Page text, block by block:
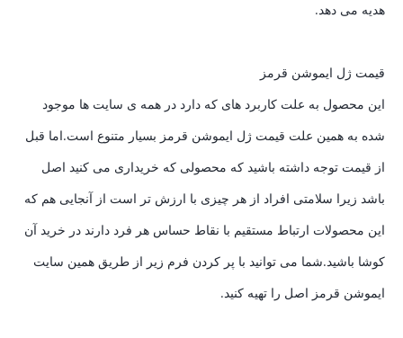
هدیه می دهد.
قیمت ژل ایموشن قرمز
این محصول به علت کاربرد های که دارد در همه ی سایت ها موجود
شده به همین علت قیمت ژل ایموشن قرمز بسیار متنوع است.اما قبل
از قیمت توجه داشته باشید که محصولی که خریداری می کنید اصل
باشد زیرا سلامتی افراد از هر چیزی با ارزش تر است از آنجایی هم که
این محصولات ارتباط مستقیم با نقاط حساس هر فرد دارند در خرید آن
کوشا باشید.شما می توانید با پر کردن فرم زیر از طریق همین سایت
ایموشن قرمز اصل را تهیه کنید.